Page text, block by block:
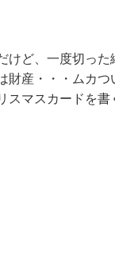
けど、一度切った
財産・・・ムカつ
スマスカードを書